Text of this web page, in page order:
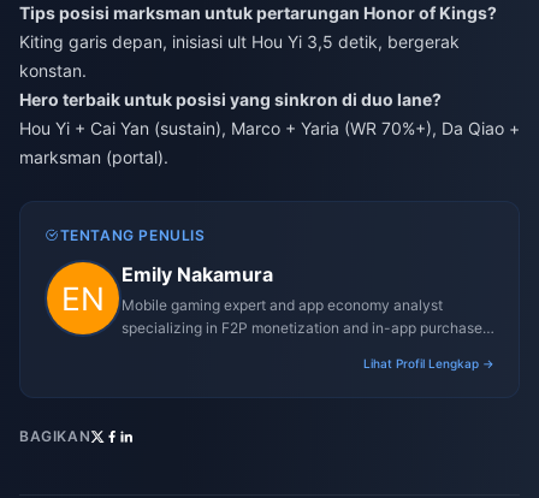
Tips posisi marksman untuk pertarungan Honor of Kings?
Kiting garis depan, inisiasi ult Hou Yi 3,5 detik, bergerak
konstan.
Hero terbaik untuk posisi yang sinkron di duo lane?
Hou Yi + Cai Yan (sustain), Marco + Yaria (WR 70%+), Da Qiao +
marksman (portal).
TENTANG PENULIS
Emily Nakamura
Mobile gaming expert and app economy analyst
specializing in F2P monetization and in-app purchase
Lihat Profil Lengkap →
BAGIKAN